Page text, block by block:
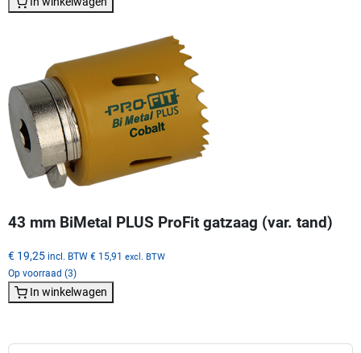
43 mm BiMetal PLUS ProFit gatzaag (var. tand)
€ 19,25 incl. BTW € 15,91 excl. BTW
Op voorraad (3)
In winkelwagen